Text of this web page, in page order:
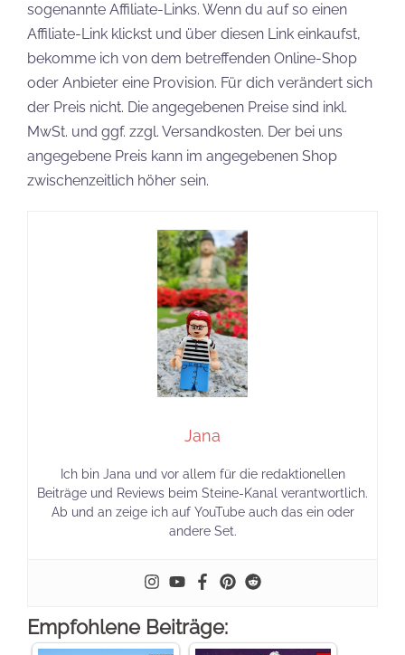
sogenannte Affiliate-Links. Wenn du auf so einen
Affiliate-Link klickst und über diesen Link einkaufst,
bekomme ich von dem betreffenden Online-Shop
oder Anbieter eine Provision. Für dich verändert sich
der Preis nicht. Die angegebenen Preise sind inkl.
MwSt. und ggf. zzgl. Versandkosten. Der bei uns
angegebene Preis kann im angegebenen Shop
zwischenzeitlich höher sein.
Jana
Ich bin Jana und vor allem für die redaktionellen
Beiträge und Reviews beim Steine-Kanal verantwortlich.
Ab und an zeige ich auf YouTube auch das ein oder
andere Set.
Empfohlene Beiträge: